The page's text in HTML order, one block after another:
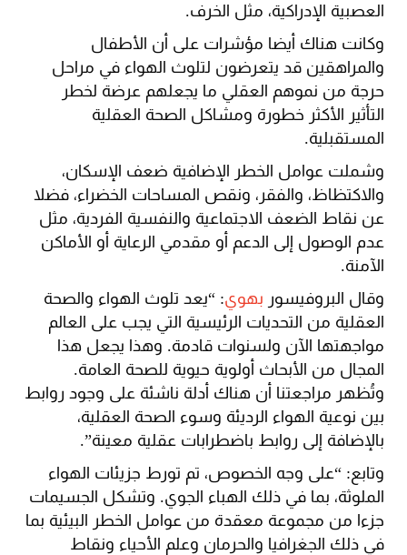
العصبية الإدراكية، مثل الخرف.
وكانت هناك أيضا مؤشرات على أن الأطفال
والمراهقين قد يتعرضون لتلوث الهواء في مراحل
حرجة من نموهم العقلي ما يجعلهم عرضة لخطر
التأثير الأكثر خطورة ومشاكل الصحة العقلية
المستقبلية.
وشملت عوامل الخطر الإضافية ضعف الإسكان،
والاكتظاظ، والفقر، ونقص المساحات الخضراء، فضلا
عن نقاط الضعف الاجتماعية والنفسية الفردية، مثل
عدم الوصول إلى الدعم أو مقدمي الرعاية أو الأماكن
الآمنة.
وقال البروفيسور بهوي: “يعد تلوث الهواء والصحة
العقلية من التحديات الرئيسية التي يجب على العالم
مواجهتها الآن ولسنوات قادمة. وهذا يجعل هذا
المجال من الأبحاث أولوية حيوية للصحة العامة.
وتُظهر مراجعتنا أن هناك أدلة ناشئة على وجود روابط
بين نوعية الهواء الرديئة وسوء الصحة العقلية،
بالإضافة إلى روابط باضطرابات عقلية معينة”.
وتابع: “على وجه الخصوص، تم تورط جزيئات الهواء
الملوثة، بما في ذلك الهباء الجوي. وتشكل الجسيمات
جزءا من مجموعة معقدة من عوامل الخطر البيئية بما
في ذلك الجغرافيا والحرمان وعلم الأحياء ونقاط